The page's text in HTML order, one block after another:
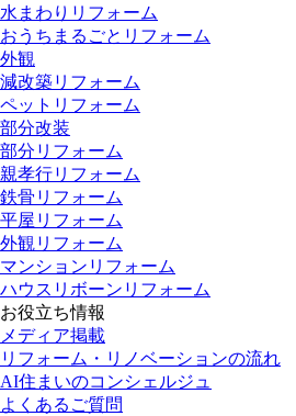
水まわりリフォーム
おうちまるごとリフォーム
外観
減改築リフォーム
ペットリフォーム
部分改装
部分リフォーム
親孝行リフォーム
鉄骨リフォーム
平屋リフォーム
外観リフォーム
マンションリフォーム
ハウスリボーンリフォーム
お役立ち情報
メディア掲載
リフォーム・リノベーションの流れ
AI住まいのコンシェルジュ
よくあるご質問